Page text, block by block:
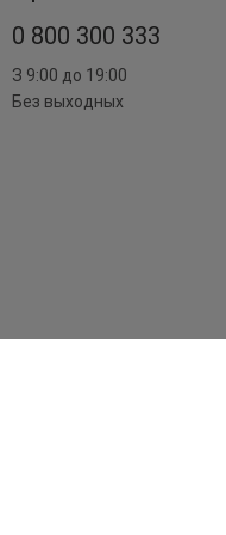
0 800 300 333
З 9:00 до 19:00
Без выходных